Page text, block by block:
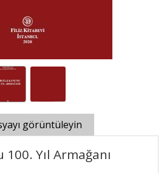
görüntüleyin
Yıl Armağanı